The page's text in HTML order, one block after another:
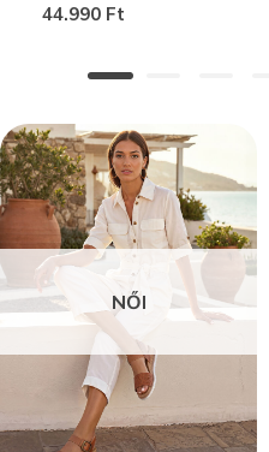
44.990 Ft
NŐI